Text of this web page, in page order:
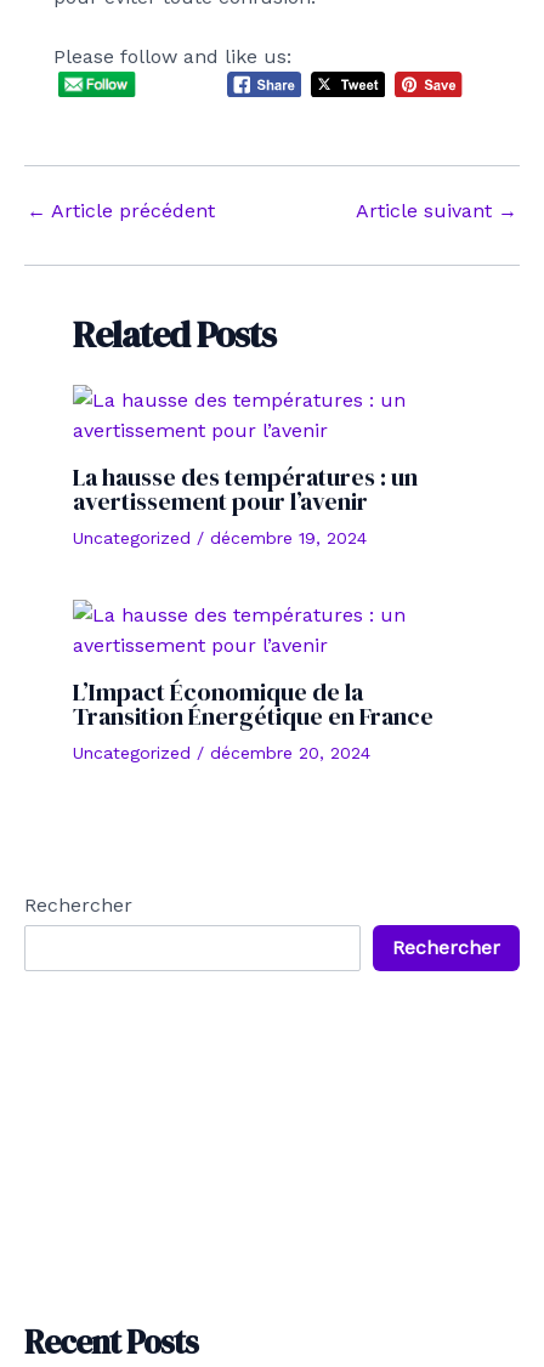
Please follow and like us:
Navigation
articles
← Article précédent Article suivant →
Related Posts
La hausse des températures : un
avertissement pour l’avenir
Uncategorized / décembre 19, 2024
L’Impact Économique de la
Transition Énergétique en France
Uncategorized / décembre 20, 2024
Rechercher
Rechercher
Recent Posts